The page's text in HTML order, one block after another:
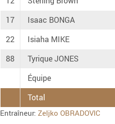
17
Isaac BONGA
22
Isiaha MIKE
88
Tyrique JONES
Équipe
Total
Entraîneur: Zeljko OBRADOVIC